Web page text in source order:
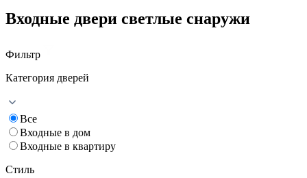
Входные двери светлые снаружи
Фильтр
Категория дверей
Все
Входные в дом
Входные в квартиру
Стиль